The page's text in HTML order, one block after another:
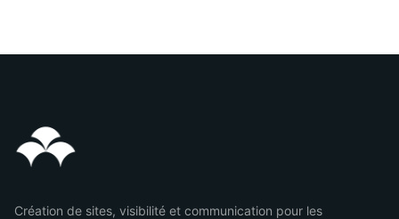
Création de sites, visibilité et communication pour les